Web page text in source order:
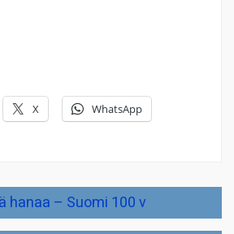
X WhatsApp
hanaa – Suomi 100 v